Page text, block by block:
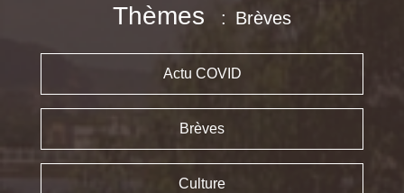
Thèmes Brèves
Actu COVID
Brèves
Culture